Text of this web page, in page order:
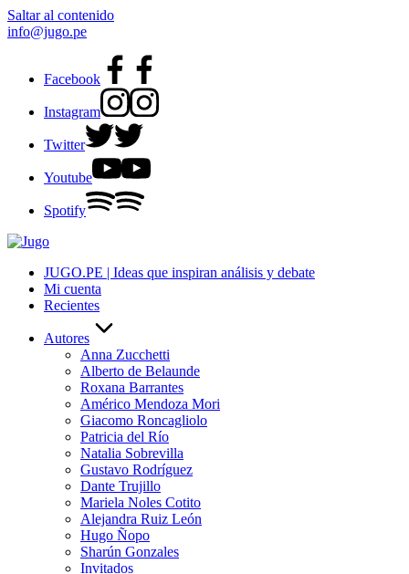
Saltar al contenido
info@jugo.pe
Facebook
Instagram
Twitter
Youtube
Spotify
JUGO.PE | Ideas que inspiran análisis y debate
Mi cuenta
Recientes
Autores
Anna Zucchetti
Alberto de Belaunde
Roxana Barrantes
Américo Mendoza Mori
Giacomo Roncagliolo
Patricia del Río
Natalia Sobrevilla
Gustavo Rodríguez
Dante Trujillo
Mariela Noles Cotito
Alejandra Ruiz León
Hugo Ñopo
Sharún Gonzales
Invitados